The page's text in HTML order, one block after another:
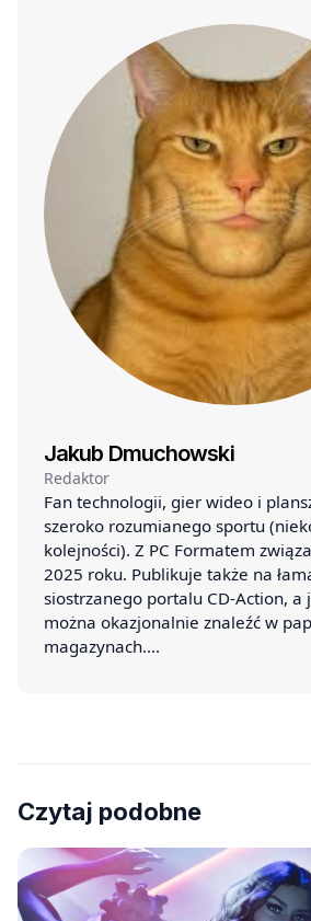
korzystanie z GrapheneOS
Jakub Dmuchowski
Redaktor
Fan technologii, gier wideo i
szeroko rozumianego sportu
kolejności). Z PC Formatem
2025 roku. Publikuje także na
siostrzanego portalu CD-Action, a
można okazjonalnie znaleźć w
magazynach.…
Czytaj podobne